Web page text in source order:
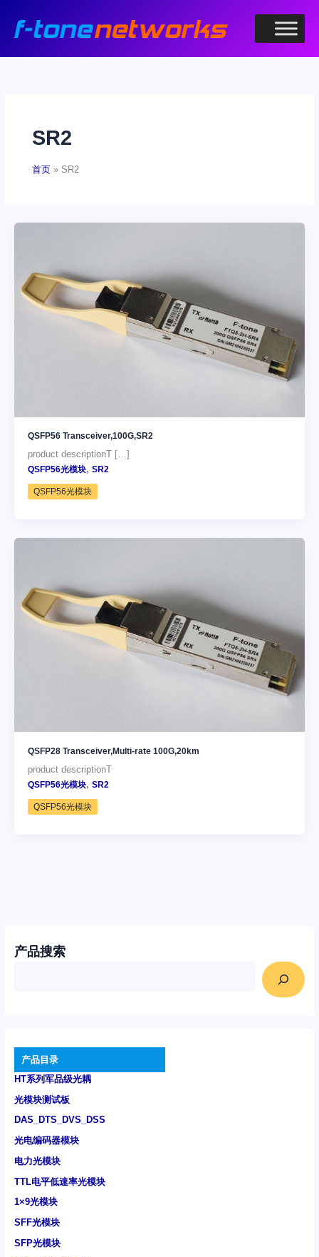
产品搜索
产品目录
HT系列军品级光耦
光模块测试板
DAS_DTS_DVS_DSS
光电编码器模块
电力光模块
TTL电平低速率光模块
1×9光模块
SFF光模块
SFP光模块
SR2
首页 SR2
QSFP56 Transceiver,100G,SR2
product descriptionT […]
QSFP56光模块, SR2
QSFP56光模块
QSFP28 Transceiver,Multi-rate 100G,20km
product descriptionT
QSFP56光模块, SR2
QSFP56光模块